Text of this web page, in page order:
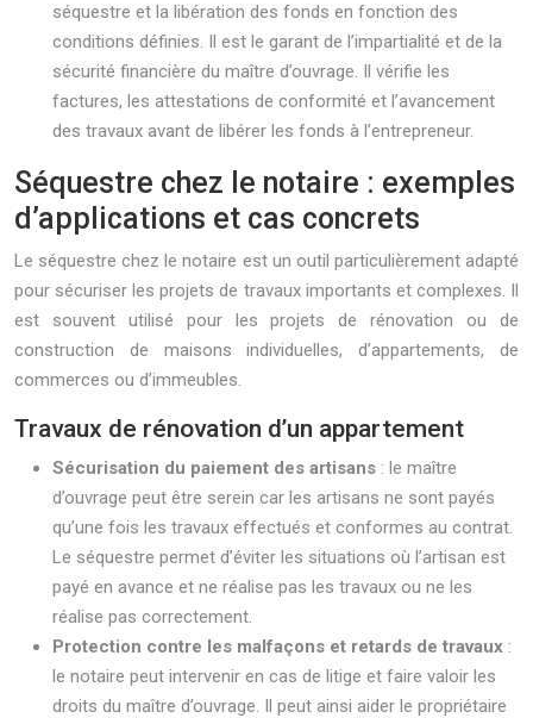
séquestre et la libération des fonds en fonction des
conditions définies. Il est le garant de l’impartialité et de la
sécurité financière du maître d’ouvrage. Il vérifie les
factures, les attestations de conformité et l’avancement
des travaux avant de libérer les fonds à l’entrepreneur.
Séquestre chez le notaire : exemples
d’applications et cas concrets
Le séquestre chez le notaire est un outil particulièrement adapté
pour sécuriser les projets de travaux importants et complexes. Il
est souvent utilisé pour les projets de rénovation ou de
construction de maisons individuelles, d’appartements, de
commerces ou d’immeubles.
Travaux de rénovation d’un appartement
Sécurisation du paiement des artisans : le maître
d’ouvrage peut être serein car les artisans ne sont payés
qu’une fois les travaux effectués et conformes au contrat.
Le séquestre permet d’éviter les situations où l’artisan est
payé en avance et ne réalise pas les travaux ou ne les
réalise pas correctement.
Protection contre les malfaçons et retards de travaux :
le notaire peut intervenir en cas de litige et faire valoir les
droits du maître d’ouvrage. Il peut ainsi aider le propriétaire